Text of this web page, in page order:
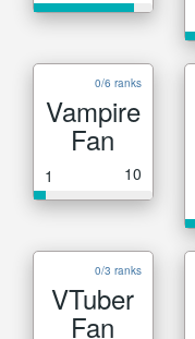
0/6 ranks
Vampire
Fan
1 10
0/3 ranks
VTuber
Fan